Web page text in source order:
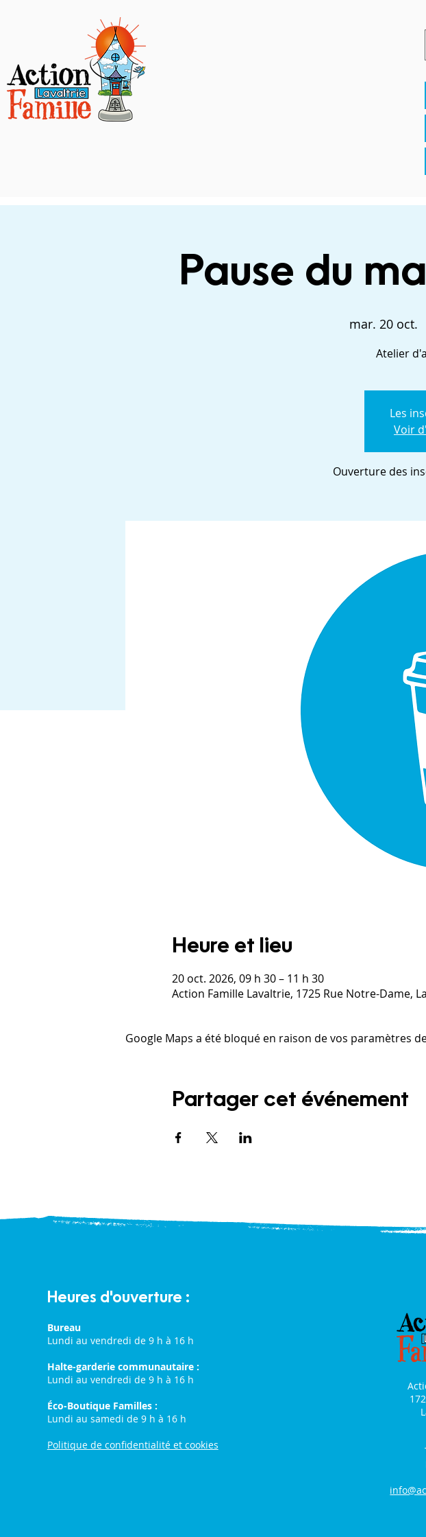
Pause du
mar. 20 oct.
Atelier
Les
Voir
Ouverture des
Heure et lieu
20 oct. 2026, 09 h 30 – 11 h 30
Action Famille Lavaltrie, 1725 Rue Notre-Dame,
Google Maps a été bloqué en raison de vos paramètres
Partager cet événement
Heures d'ouverture :
Bureau
Lundi au vendredi de 9 h à 16 h
Halte-garderie communautaire :
Lundi au vendredi de 9 h à 16 h
Éco-Boutique Familles :
Lundi au samedi de 9 h à 16 h
Politique de confidentialité et cookies